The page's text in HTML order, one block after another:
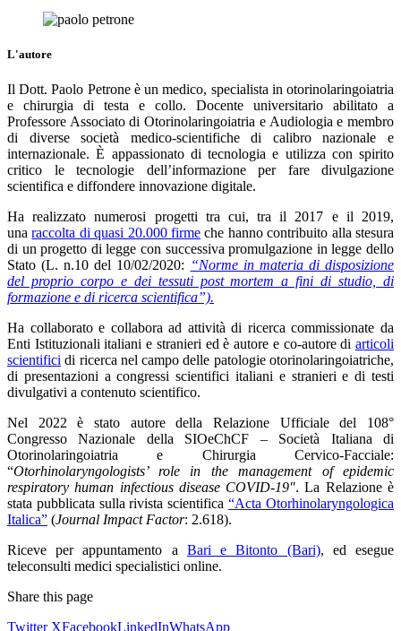
L'autore
Il Dott. Paolo Petrone è un medico, specialista in otorinolaringoiatria
e chirurgia di testa e collo. Docente universitario abilitato a
Professore Associato di Otorinolaringoiatria e Audiologia e membro
di diverse società medico-scientifiche di calibro nazionale e
internazionale. È appassionato di tecnologia e utilizza con spirito
critico le tecnologie dell’informazione per fare divulgazione
scientifica e diffondere innovazione digitale.
Ha realizzato numerosi progetti tra cui, tra il 2017 e il 2019,
unaraccolta di quasi 20.000 firme che hanno contribuito alla stesura
di un progetto di legge con successiva promulgazione in legge dello
Stato (L. n.10 del 10/02/2020: “Norme in materia di disposizione
del proprio corpo e dei tessuti post mortem a fini di studio, di
formazione e di ricerca scientifica”).
Ha collaborato e collabora ad attività di ricerca commissionate da
Enti Istituzionali italiani e stranieri ed è autore e co-autore di articoli
scientifici di ricerca nel campo delle patologie otorinolaringoiatriche,
di presentazioni a congressi scientifici italiani e stranieri e di testi
divulgativi a contenuto scientifico.
Nel 2022 è stato autore della Relazione Ufficiale del 108°
Congresso Nazionale della SIOeChCF – Società Italiana di
Otorinolaringoiatria e Chirurgia Cervico-Facciale:
“Otorhinolaryngologists’ role in the management of epidemic
respiratory human infectious disease COVID-19″. La Relazione è
stata pubblicata sulla rivista scientifica“Acta Otorhinolaryngologica
Italica” (Journal Impact Factor: 2.618).
Riceve per appuntamento a Bari e Bitonto (Bari), ed esegue
teleconsulti medici specialistici online.
Share this page
Twitter XFacebookLinkedInWhatsApp